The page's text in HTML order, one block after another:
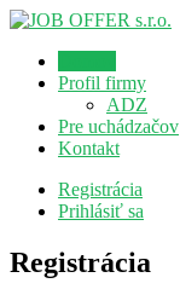
Profil firmy
ADZ
Pre uchádzačov
Kontakt
Registrácia
Prihlásiť sa
Registrácia